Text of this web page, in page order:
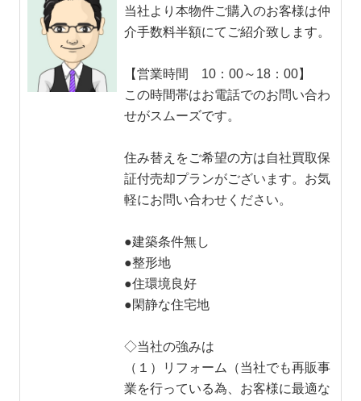
当社より本物件ご購入のお客様は仲
介手数料半額にてご紹介致します。
【営業時間 10：00～18：00】
この時間帯はお電話でのお問い合わ
せがスムーズです。
住み替えをご希望の方は自社買取保
証付売却プランがございます。お気
軽にお問い合わせください。
●建築条件無し
●整形地
●住環境良好
●閑静な住宅地
◇当社の強みは
（１）リフォーム（当社でも再販事
業を行っている為、お客様に最適な